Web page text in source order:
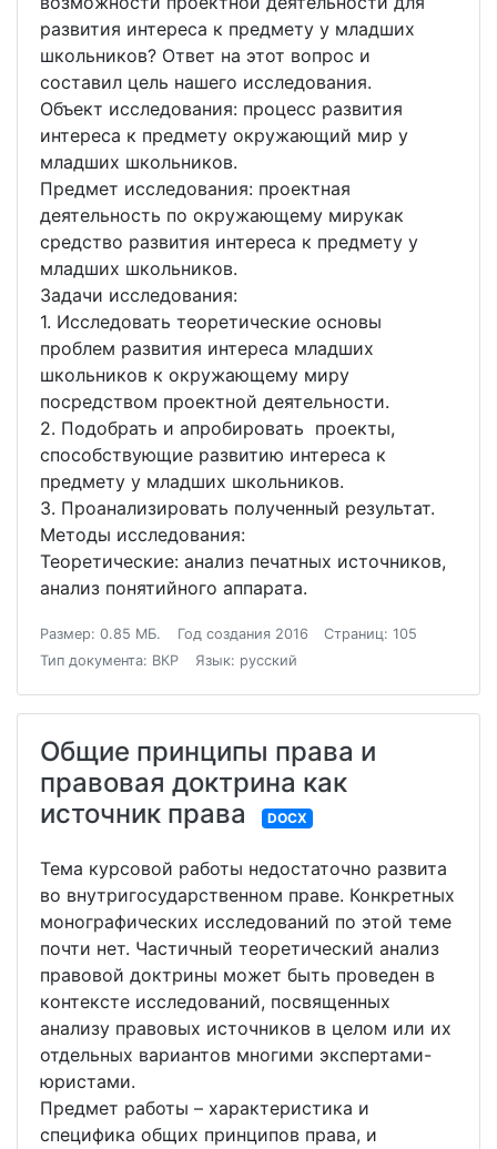
развития интереса к предмету у младших
школьников? Ответ на этот вопрос и
составил цель нашего исследования.
Объект исследования: процесс развития
интереса к предмету окружающий мир у
младших школьников.
Предмет исследования: проектная
деятельность по окружающему мирукак
средство развития интереса к предмету у
младших школьников.
Задачи исследования:
1. Исследовать теоретические основы
проблем развития интереса младших
школьников к окружающему миру
посредством проектной деятельности.
2. Подобрать и апробировать проекты,
способствующие развитию интереса к
предмету у младших школьников.
3. Проанализировать полученный результат.
Методы исследования:
Теоретические: анализ печатных источников,
анализ понятийного аппарата.
Размер: 0.85 МБ. Год создания 2016
Страниц: 105
Тип документа: ВКР
Язык: русский
Общие принципы права и
правовая доктрина как
источник права
DOCX
Тема курсовой работы недостаточно развита
во внутригосударственном праве. Конкретных
монографических исследований по этой теме
почти нет. Частичный теоретический анализ
правовой доктрины может быть проведен в
контексте исследований, посвященных
анализу правовых источников в целом или их
отдельных вариантов многими экспертами-
юристами.
Предмет работы – характеристика и
специфика общих принципов права, и